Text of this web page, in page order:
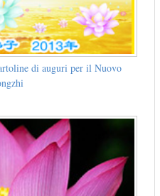
di auguri per il Nuovo